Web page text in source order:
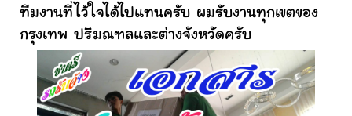
ทีมงานที่ไว้ใจได้ไปแทนครับ ผมรับงานทุกเขตของ
กรุงเทพ ปริมณฑลและต่างจังหวัดครับ